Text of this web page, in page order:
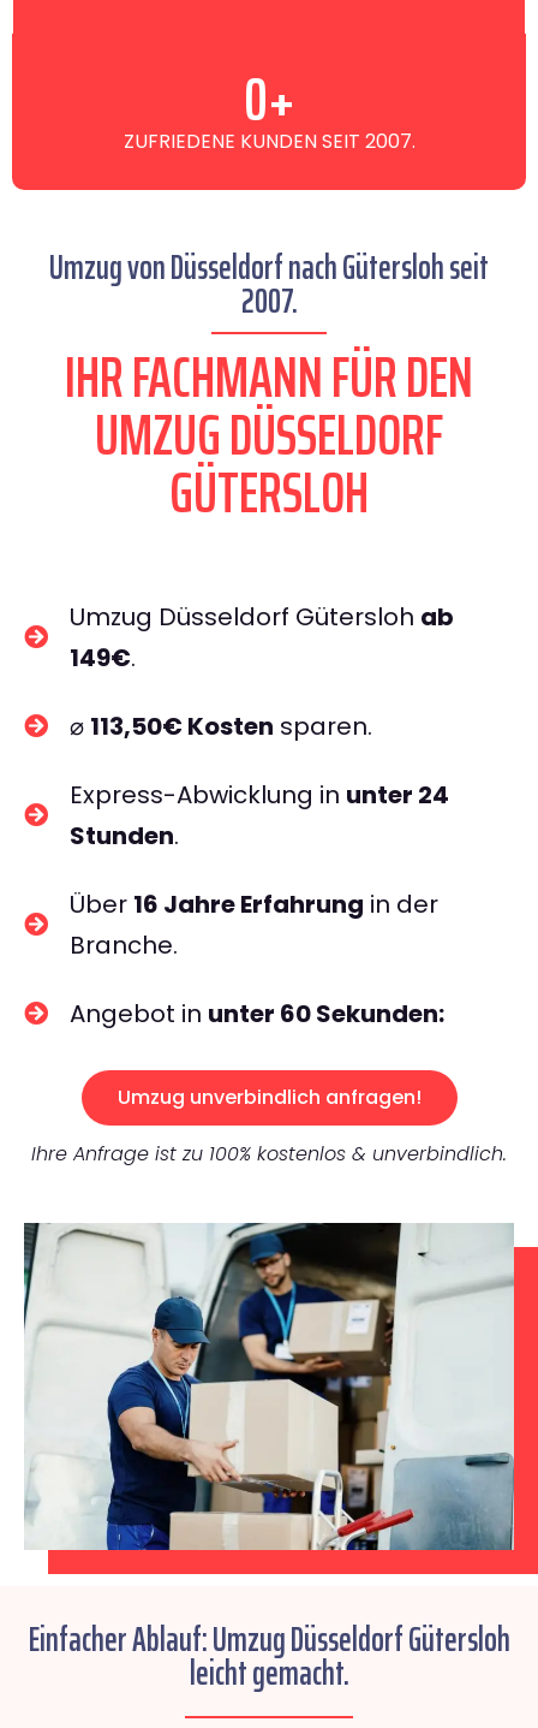
ZUFRIEDENE KUNDEN SEIT 2007.
0+
Umzug von Düsseldorf nach Gütersloh seit
2007.
IHR FACHMANN FÜR DEN
UMZUG DÜSSELDORF
GÜTERSLOH
Umzug Düsseldorf Gütersloh ab
149€.
⌀ 113,50€ Kosten sparen.
Express-Abwicklung in unter 24
Stunden.
Über 16 Jahre Erfahrung in der
Branche.
Angebot in unter 60 Sekunden:
Umzug unverbindlich anfragen!
Ihre Anfrage ist zu 100% kostenlos & unverbindlich.
Einfacher Ablauf: Umzug Düsseldorf Gütersloh
leicht gemacht.